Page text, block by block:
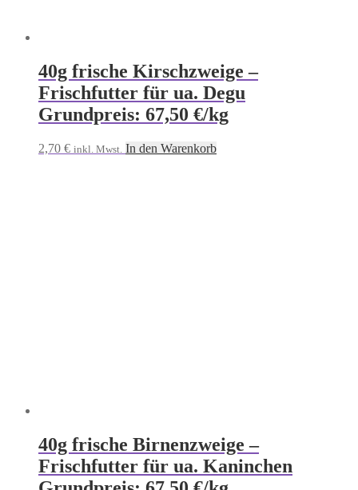
40g frische Kirschzweige –
Frischfutter für ua. Degu
Grundpreis: 67,50 €/kg
2,70 € inkl. Mwst. In den Warenkorb
40g frische Birnenzweige –
Frischfutter für ua. Kaninchen